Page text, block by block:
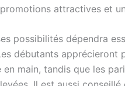
attractives et
possibilités dépendra
débutants
main, tandis que les